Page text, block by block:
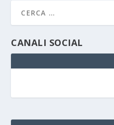
CANALI SOCIAL